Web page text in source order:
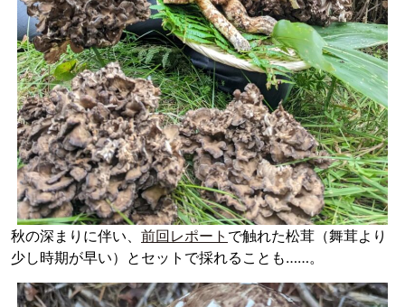
秋の深まりに伴い、 前回レポート で触れた松茸（舞茸より
少し時期が早い）とセットで採れることも……。